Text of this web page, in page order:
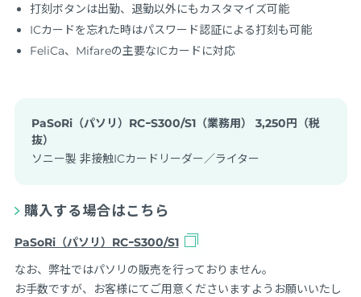
打刻ボタンは出勤、退勤以外にもカスタマイズ可能
ICカードを忘れた時はパスワード認証による打刻も可能
FeliCa、Mifareの主要なICカードに対応
PaSoRi（パソリ）RCｰS300/S1（業務用） 3,250円（税
抜）
ソニー製 非接触ICカードリーダー／ライター
購入する場合はこちら
PaSoRi（パソリ）RCｰS300/S1
なお、弊社ではパソリの販売を行っておりません。
お手数ですが、お客様にてご用意くださいますようお願いいたし